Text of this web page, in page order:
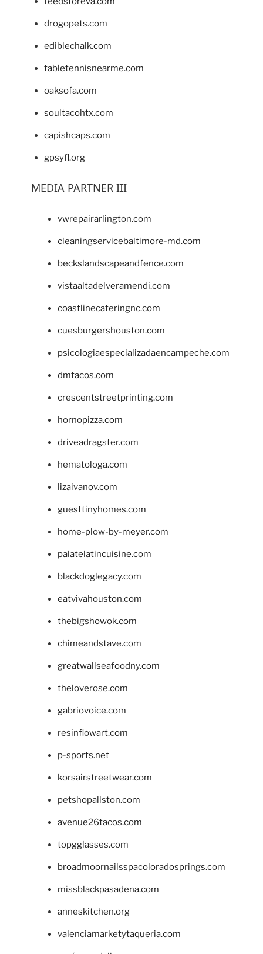
drogopets.com
ediblechalk.com
tabletennisnearme.com
oaksofa.com
soultacohtx.com
capishcaps.com
gpsyfl.org
MEDIA PARTNER III
vwrepairarlington.com
cleaningservicebaltimore-md.com
beckslandscapeandfence.com
vistaaltadelveramendi.com
coastlinecateringnc.com
cuesburgershouston.com
psicologiaespecializadaencampeche.com
dmtacos.com
crescentstreetprinting.com
hornopizza.com
driveadragster.com
hematologa.com
lizaivanov.com
guesttinyhomes.com
home-plow-by-meyer.com
palatelatincuisine.com
blackdoglegacy.com
eatvivahouston.com
thebigshowok.com
chimeandstave.com
greatwallseafoodny.com
theloverose.com
gabriovoice.com
resinflowart.com
p-sports.net
korsairstreetwear.com
petshopallston.com
avenue26tacos.com
topgglasses.com
broadmoornailsspacoloradosprings.com
missblackpasadena.com
anneskitchen.org
valenciamarketytaqueria.com